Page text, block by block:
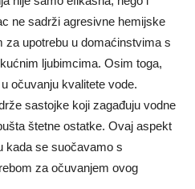
ne sadrži agresivne hemijske
za upotrebu u domaćinstvima s
ljubimcima. Osim toga,
očuvanju kvalitete vode.
sastojke koji zagađuju vodne
štetne ostatke. Ovaj aspekt
kada se suočavamo s
za očuvanjem ovog